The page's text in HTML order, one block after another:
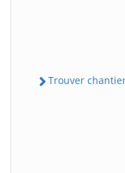
Trouver